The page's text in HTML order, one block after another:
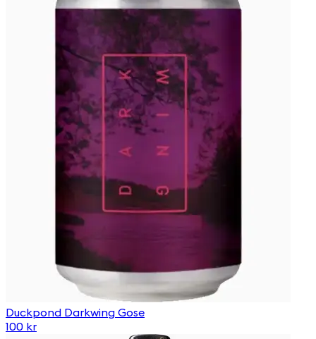
Duckpond Darkwing Gose
100 kr